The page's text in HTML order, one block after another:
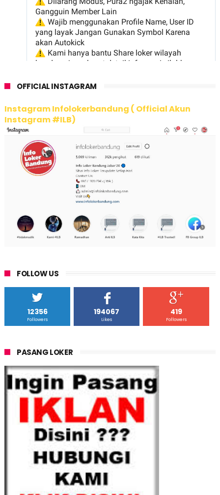
OFFICIAL INSTAGRAM
Instagram Infolokerbandung ( Official Akun
Instagram #ILB)
FOLLOW US
12356
Followers
194067
Likes
419
Followers
PASANG LOKER